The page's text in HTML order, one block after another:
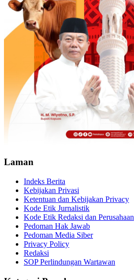
Laman
Indeks Berita
Kebijakan Privasi
Ketentuan dan Kebijakan Privacy
Kode Etik Jurnalistik
Kode Etik Redaksi dan Perusahaan
Pedoman Hak Jawab
Pedoman Media Siber
Privacy Policy
Redaksi
SOP Perlindungan Wartawan